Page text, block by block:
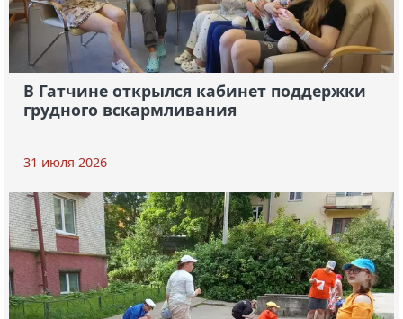
В Гатчине открылся кабинет поддержки
грудного вскармливания
31 июля 2026